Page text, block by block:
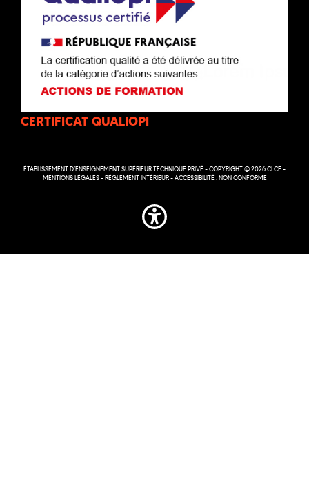
CERTIFICAT QUALIOPI
ÉTABLISSEMENT D’ENSEIGNEMENT SUPÉRIEUR TECHNIQUE PRIVÉ - COPYRIGHT @ 2026 CLCF -
MENTIONS LÉGALES-RÉGLEMENT INTÉRIEUR-ACCESSIBILITÉ : NON CONFORME